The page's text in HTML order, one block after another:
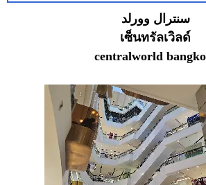
سنترال وورلد
เซ็นทรัลเวิลด์